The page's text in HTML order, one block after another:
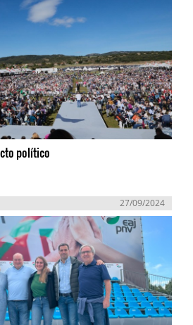
político
27/09/2024